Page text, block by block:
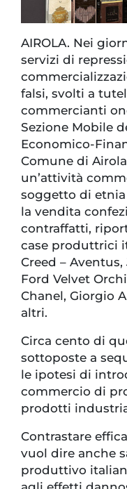
AIROLA. Nei
servizi di
falsi, svolti a
commercianti
Sezione Mobile
Economico-
Comune di
un’attività
soggetto di etnia
la vendita
contraffatti,
case produttrici
Creed –
Ford Velvet
Chanel, Giorgio
altri.
Circa cento di
sottoposte a
le ipotesi di
commercio di
prodotti
Contrastare
vuol dire anche
produttivo